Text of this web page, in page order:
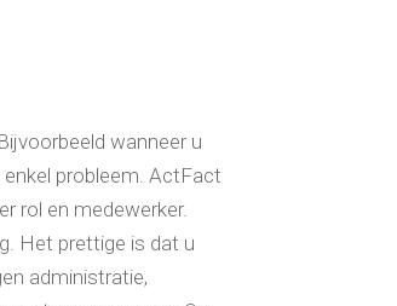
wanneer u
probleem. ActFact
rol en medewerker.
Het prettige is dat u
administratie,